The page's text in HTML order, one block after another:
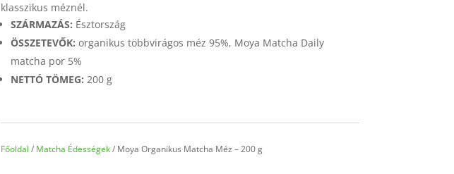
klasszikus méznél.
SZÁRMAZÁS: Észtország
ÖSSZETEVŐK: organikus többvirágos méz 95%, Moya Matcha Daily
matcha por 5%
NETTÓ TÖMEG: 200 g
Főoldal / Matcha Édességek/ Moya Organikus Matcha Méz – 200 g